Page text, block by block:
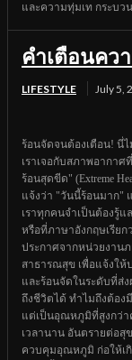
และความทุ่มเท กระบว
คำเตือนคว
LIFESTYLE July 5,
ร้อนจัดจนต้องเตือน! นี่
เราเจอกับสภาพอากาศ
ร้อนสุดขีด" (Extreme
แจ้งว่า "วันนี้ร้อนมาก"
เราทุกคนจำเป็นต้องรู้
หรือที่ภาษาอังกฤษเรียกว่
ประกาศจากหน่วยงาน
สาธารณสุข เพื่อแจ้งใ
และร้อนจัดในระดับที่ส่
ถึงชีวิตได้ ทำไมถึงต้อง
แต่เป็นอุณหภูมิที่สูงกว่า
เวลานาน อันตรายต่อ
ควบคุมอุณหภูมิ ก่อให้เกิ